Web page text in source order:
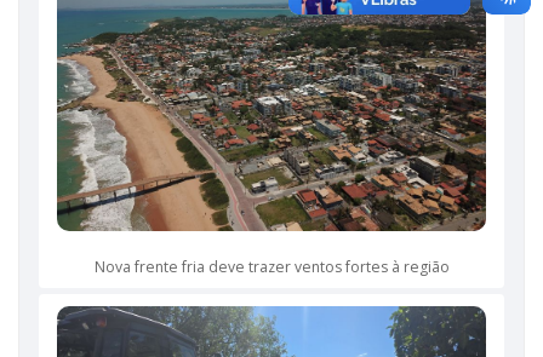
Nova frente fria deve trazer ventos fortes à região